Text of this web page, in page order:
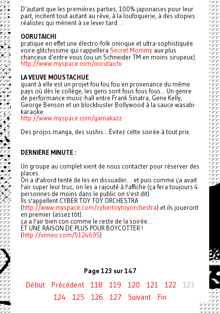
D’autant que les premières parties, 100% japonaises pour leur
part, incitent tout autant au rêve, à la loufoquerie, à des utopies
réalistes qui mènent à se lever tard…
OORUTAICHI
pratique en effet une électro-folk onirique et ultra-sophistiquée
voire glitchissime qui rappellera Secret Mommyaux plus
chanceux d’entre vous (ou un Schneider TM en moins sirupeux).
http://www.myspace.com/oorutaichi
LA VEUVE MOUSTACHUE
quant à elle est un projet fou fou fou en provenance du même
pays où dès le collège, les gens sont fous fous fous... Un genre
de performance music-hall entre Frank Sinatra, Gene Kelly,
George Benson et un blockbuster Bollywood à la sauce wasabi-
karaoke.
http://www.myspace.com/gamakazz
Des projos manga, des sushis... Évitez cette soirée à tout prix.
DERNIÈRE MINUTE :
Un groupe au complet vient de nous contacter pour réserver des
places.
On a d'abord tenté de les en dissuader… et puis comme ça avait
l'air super leur truc, on les a rajouté à l'affiche (ça fera toujours 4
personnes de moins dans le public on s'est dit).
Ils s'appellent CYBER TOY TOY ORCHESTRA
(http://www.myspace.com/cybertoytoyorchestra) et ils joueront
en premier (assez tôt).
ça a l'air bien con comme le reste de la soirée…
ET UNE RAISON DE PLUS POUR BOYCOTTER !
(http://vimeo.com/5124695)
Page 123 sur 147
Début Précédent 118 119 120 121 122
123
124
125 126 127 Suivant Fin